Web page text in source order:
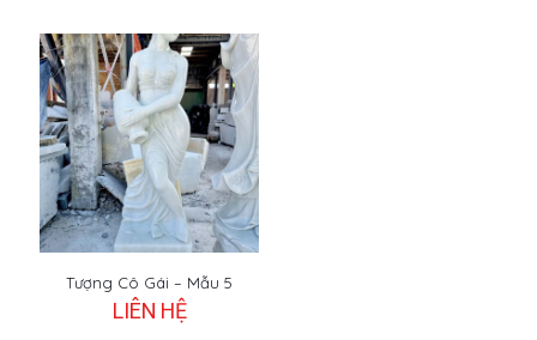
Tượng Cô Gái – Mẫu 5
LIÊN HỆ